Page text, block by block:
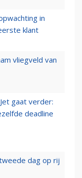
in
klant
vliegveld van
gaat verder:
deadline
dag op rij